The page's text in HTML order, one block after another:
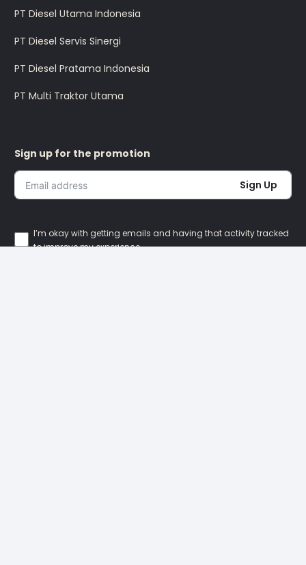
PT Diesel Utama Indonesia
PT Diesel Servis Sinergi
PT Diesel Pratama Indonesia
PT Multi Traktor Utama
Sign up for the promotion
Sign Up
I’m okay with getting emails and having that activity tracked
to improve my experience.